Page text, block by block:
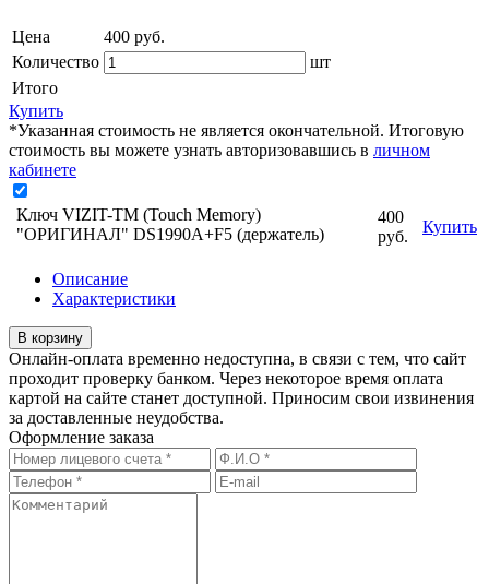
Цена 400 руб.
Количество
шт
Итого
Купить
*Указанная стоимость не является окончательной. Итоговую
стоимость вы можете узнать авторизовавшись в личном
кабинете
Ключ VIZIT-ТМ (Touch Memory)
"ОРИГИНАЛ" DS1990A+F5 (держатель)
400
руб.
Купить
Описание
Характеристики
В корзину
Онлайн-оплата временно недоступна, в связи с тем, что сайт
проходит проверку банком. Через некоторое время оплата
картой на сайте станет доступной. Приносим свои извинения
за доставленные неудобства.
Оформление заказа